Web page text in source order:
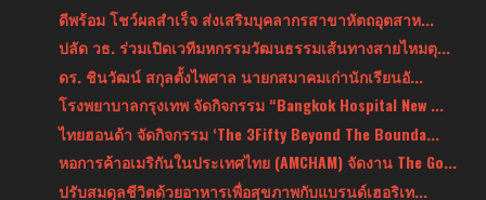
ดีพร้อม โชว์ผลสำเร็จ ส่งเสริมบุคลากรสาขาหัตถอุตสาห...
ปลัด วธ. ร่วมเปิดเวทีมหกรรมวัฒนธรรมเส้นทางสายไหมตุ...
ดร. ชินวัฒน์ สกุลตั้งไพศาล นายกสมาคมเก่านักเรียนอั...
โรงพยาบาลกรุงเทพ จัดกิจกรรม “Bangkok Hospital New ...
ไทยฮอนด้า จัดกิจกรรม ‘The 3Fifty Beyond The Bounda...
หอการค้าอเมริกันในประเทศไทย (AMCHAM) จัดงาน The Go...
ปรับสมดุลชีวิตด้วยอาหารเพื่อสุขภาพกับแบรนด์เฮอริเท...